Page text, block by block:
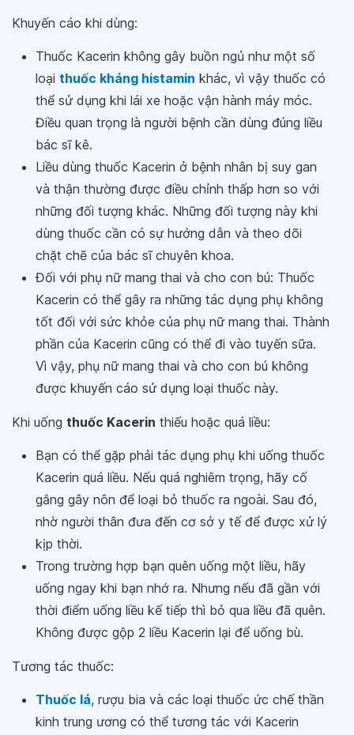
Khuyến cáo khi dùng:
Thuốc Kacerin không gây buồn ngủ như một số
loại thuốc kháng histamin khác, vì vậy thuốc có
thể sử dụng khi lái xe hoặc vận hành máy móc.
Điều quan trọng là người bệnh cần dùng đúng liều
bác sĩ kê.
Liều dùng thuốc Kacerin ở bệnh nhân bị suy gan
và thận thường được điều chỉnh thấp hơn so với
những đối tượng khác. Những đối tượng này khi
dùng thuốc cần có sự hướng dẫn và theo dõi
chặt chẽ của bác sĩ chuyên khoa.
Đối với phụ nữ mang thai và cho con bú: Thuốc
Kacerin có thể gây ra những tác dụng phụ không
tốt đối với sức khỏe của phụ nữ mang thai. Thành
phần của Kacerin cũng có thể đi vào tuyến sữa.
Vì vậy, phụ nữ mang thai và cho con bú không
được khuyến cáo sử dụng loại thuốc này.
Khi uống thuốc Kacerin thiếu hoặc quá liều:
Bạn có thể gặp phải tác dụng phụ khi uống thuốc
Kacerin quá liều. Nếu quá nghiêm trọng, hãy cố
gắng gây nôn để loại bỏ thuốc ra ngoài. Sau đó,
nhờ người thân đưa đến cơ sở y tế để được xử lý
kịp thời.
Trong trường hợp bạn quên uống một liều, hãy
uống ngay khi bạn nhớ ra. Nhưng nếu đã gần với
thời điểm uống liều kế tiếp thì bỏ qua liều đã quên.
Không được gộp 2 liều Kacerin lại để uống bù.
Tương tác thuốc:
Thuốc lá, rượu bia và các loại thuốc ức chế thần
kinh trung ương có thể tương tác với Kacerin